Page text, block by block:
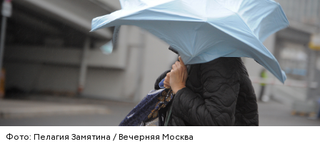
Фото: Пелагия Замятина / Вечерняя Москва